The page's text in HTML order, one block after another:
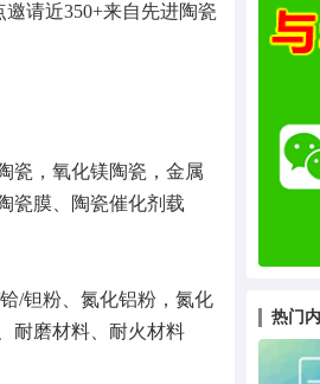
请近350+来自先进陶瓷
瓷，氧化镁陶瓷，金属
瓷膜、陶瓷催化剂载
/钽粉、氮化铝粉，氮化
耐磨材料、耐火材料
热门